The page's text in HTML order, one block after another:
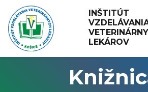
INŠTITÚT
LEKÁROV